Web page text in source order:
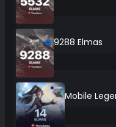
9288 Elmas
Mobile